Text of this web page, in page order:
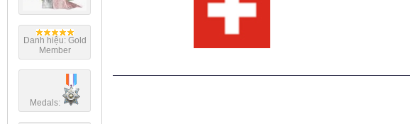
Danh hiệu: Gold
Member
Medals: